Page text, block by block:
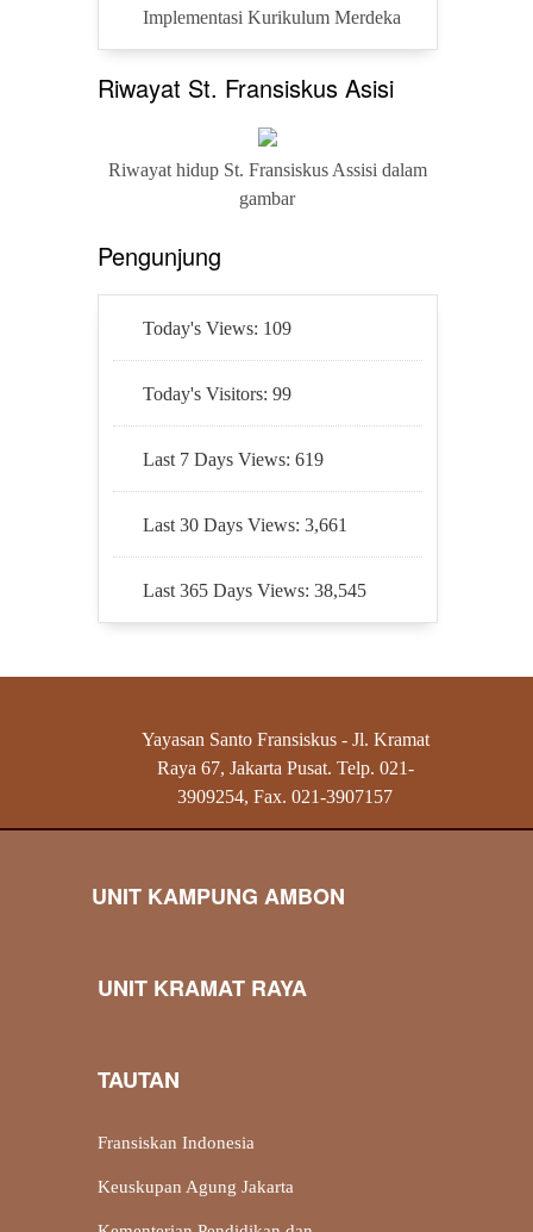
Implementasi Kurikulum Merdeka
Riwayat St. Fransiskus Asisi
Riwayat hidup St. Fransiskus Assisi dalam
gambar
Pengunjung
Today's Views: 109
Today's Visitors: 99
Last 7 Days Views: 619
Last 30 Days Views: 3,661
Last 365 Days Views: 38,545
Yayasan Santo Fransiskus - Jl. Kramat
Raya 67, Jakarta Pusat. Telp. 021-
3909254, Fax. 021-3907157
UNIT KAMPUNG AMBON
UNIT KRAMAT RAYA
TAUTAN
Fransiskan Indonesia
Keuskupan Agung Jakarta